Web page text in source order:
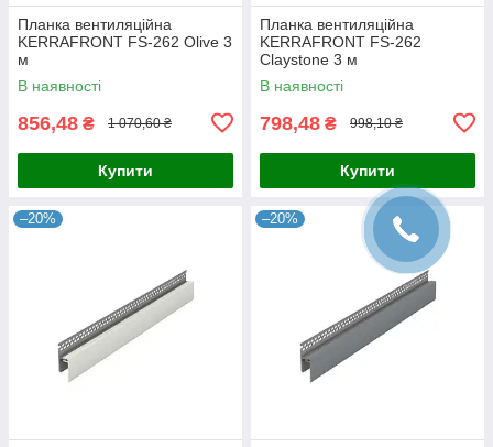
Планка вентиляційна
KERRAFRONT FS-262 Olive 3
м
В наявності
856,48 ₴ 1 070,60 ₴
Купити
Планка вентиляційна
KERRAFRONT FS-262
Claystone 3 м
В наявності
798,48 ₴ 998,10 ₴
Купити
–20% –20%